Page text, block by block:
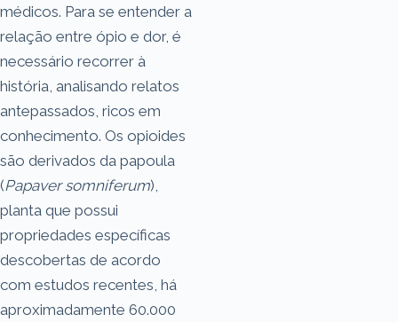
médicos. Para se entender a
relação entre ópio e dor, é
necessário recorrer à
história, analisando relatos
antepassados, ricos em
conhecimento. Os opioides
são derivados da papoula
(Papaver somniferum),
planta que possui
propriedades específicas
descobertas de acordo
com estudos recentes, há
aproximadamente 60.000